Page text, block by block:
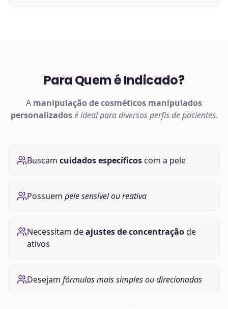
Para Quem é Indicado?
A manipulação decosméticos manipulados
personalizados é ideal para diversos perfis de pacientes.
Buscam cuidados específicoscom a pele
Possuem pele sensível ou reativa
Necessitam deajustes de concentraçãode
ativos
Desejam fórmulas mais simples ou direcionadas